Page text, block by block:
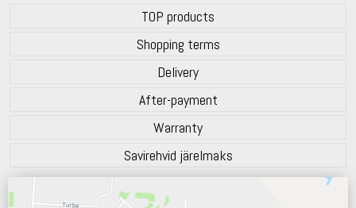
TOP products
Shopping terms
Delivery
After-payment
Warranty
Savirehvid järelmaks